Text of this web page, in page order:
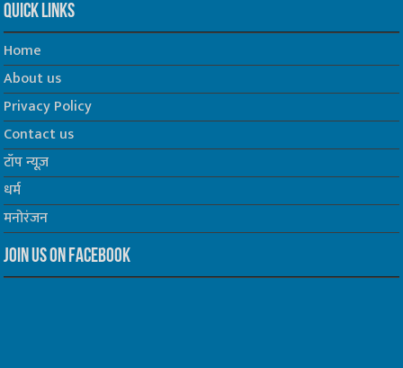
Quick Links
Home
About us
Privacy Policy
Contact us
टॉप न्यूज़
धर्म
मनोरंजन
Join us on Facebook